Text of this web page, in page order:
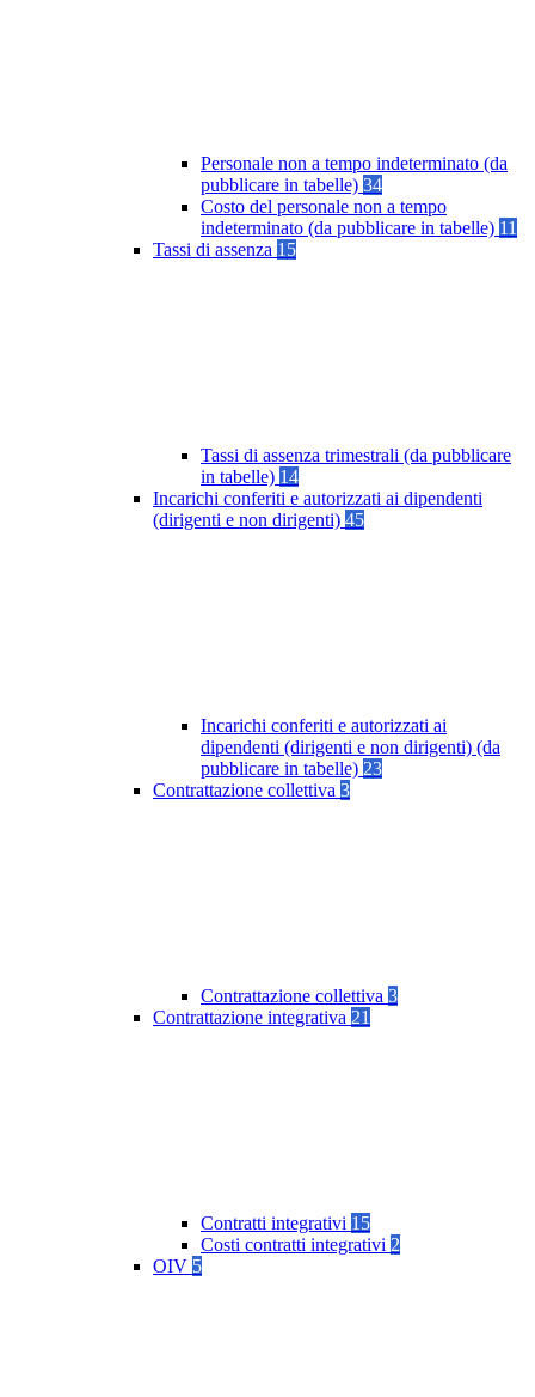
Personale non a tempo indeterminato (da
pubblicare in tabelle) 34
Costo del personale non a tempo
indeterminato (da pubblicare in tabelle) 11
Tassi di assenza 15
Tassi di assenza trimestrali (da pubblicare
in tabelle) 14
Incarichi conferiti e autorizzati ai dipendenti
(dirigenti e non dirigenti) 45
Incarichi conferiti e autorizzati ai
dipendenti (dirigenti e non dirigenti) (da
pubblicare in tabelle) 23
Contrattazione collettiva 3
Contrattazione collettiva 3
Contrattazione integrativa 21
Contratti integrativi 15
Costi contratti integrativi 2
OIV 5